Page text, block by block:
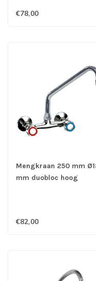
€78,00
Mengkraan 250 mm
mm duobloc hoog
€82,00